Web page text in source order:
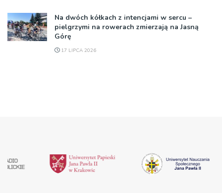
Na dwóch kółkach z intencjami w sercu –
pielgrzymi na rowerach zmierzają na Jasną
Górę
17 LIPCA 2026